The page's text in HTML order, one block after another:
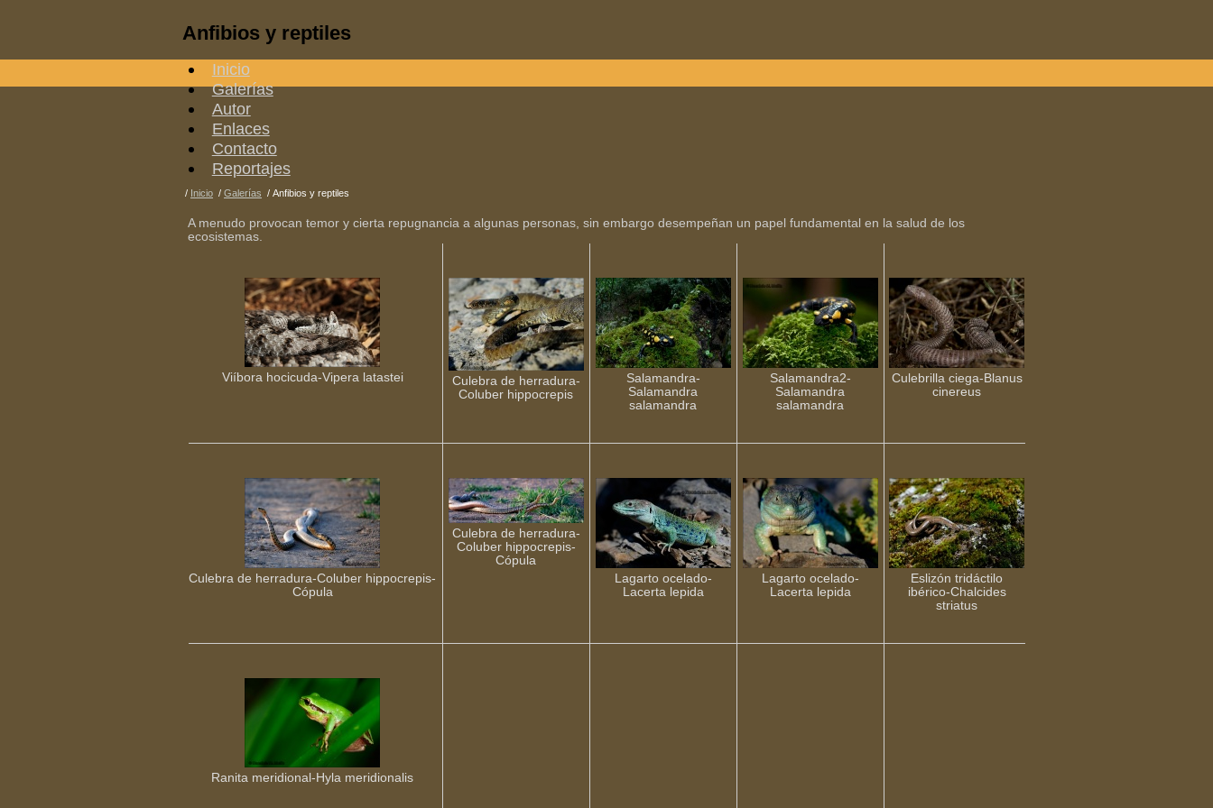
Anfibios y reptiles
Inicio
Galerías
Autor
Enlaces
Contacto
Reportajes
/ Inicio / Galerías / Anfibios y reptiles
A menudo provocan temor y cierta repugnancia a algunas personas, sin embargo desempeñan un papel fundamental en la salud de los
ecosistemas.
Viíbora hocicuda-Vipera latastei
Culebra de herradura-
Coluber hippocrepis
Salamandra-
Salamandra
salamandra
Salamandra2-
Salamandra
salamandra
Culebrilla ciega-Blanus
cinereus
Culebra de herradura-Coluber hippocrepis-
Cópula
Culebra de herradura-
Coluber hippocrepis-
Cópula
Lagarto ocelado-
Lacerta lepida
Lagarto ocelado-
Lacerta lepida
Eslizón tridáctilo
ibérico-Chalcides
striatus
Ranita meridional-Hyla meridionalis